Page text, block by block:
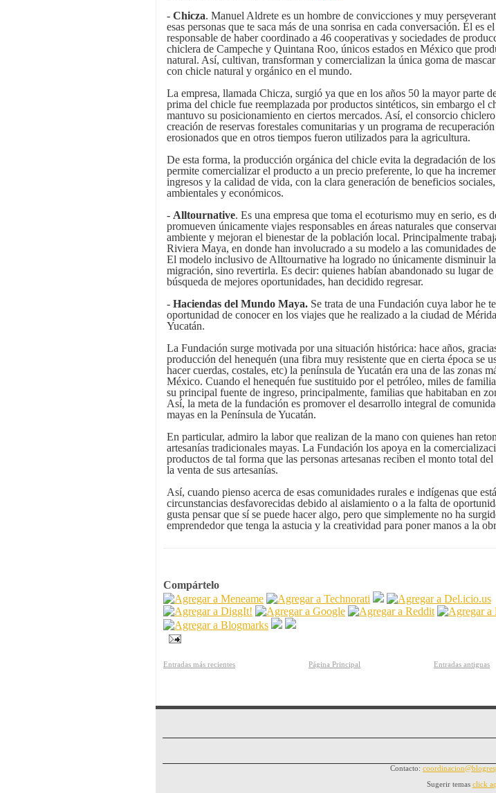
- Chicza. Manuel Aldrete es un hombre de convicciones y muy
esas personas que te saca más de una sonrisa en cada conversación. Él es el
responsable de haber coordinado a 46 cooperativas y sociedades de
chiclera de Campeche y Quintana Roo, únicos estados en México que
natural. Así, cultivan, transforman y comercializan la única goma de
con chicle natural y orgánico en el mundo.
La empresa, llamada Chicza, surgió ya que en los años 50 la mayor parte
prima del chicle fue reemplazada por productos sintéticos, sin embargo el
mantuvo su posicionamiento en ciertos mercados. Así, el consorcio
creación de reservas forestales comunitarias y un programa de
erosionados que en otros tiempos fueron utilizados para la agricultura.
De esta forma, la producción orgánica del chicle evita la degradación de
permite comercializar el producto a un precio preferente, lo que ha
ingresos y la calidad de vida, con la clara generación de beneficios sociales,
ambientales y económicos.
- Alltournative. Es una empresa que toma el ecoturismo muy en serio, es
promueven únicamente viajes responsables en áreas naturales que
ambiente y mejoran el bienestar de la población local. Principalmente
Riviera Maya, en donde han involucrado a su modelo a las comunidades
El modelo inclusivo de Alltournative ha logrado no únicamente disminuir la
migración, sino revertirla. Es decir: quienes habían abandonado su lugar de
búsqueda de mejores oportunidades, han decidido regresar.
- Haciendas del Mundo Maya. Se trata de una Fundación cuya labor he
oportunidad de conocer en los viajes que he realizado a la ciudad de
Yucatán.
La Fundación surge motivada por una situación histórica: hace años,
producción del henequén (una fibra muy resistente que en cierta época se
hacer cuerdas, costales, etc) la península de Yucatán era una de las zonas
México. Cuando el henequén fue sustituido por el petróleo, miles de
su principal fuente de ingreso, principalmente, familias que habitaban en
Así, la meta de la fundación es promover el desarrollo integral de
mayas en la Península de Yucatán.
En particular, admiro la labor que realizan de la mano con quienes han
artesanías tradicionales mayas. La Fundación los apoya en la
productos de tal forma que las personas artesanas reciben el monto total
la venta de sus artesanías.
Así, cuando pienso acerca de esas comunidades rurales e indígenas que
circunstancias desfavorecidas debido al aislamiento o a la falta de
gusta pensar que sí se puede hacer algo, pero que simplemente no ha
emprendedor que tenga la astucia y la creatividad para poner manos a la
Compártelo
Entradas más recientes Entradas antiguas
Página Principal
Contacto:
Sugerir temas click